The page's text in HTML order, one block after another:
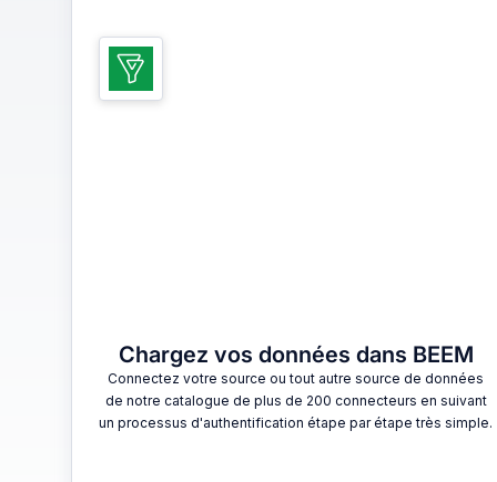
Chargez vos données dans BEEM
Connectez votre source ou tout autre source de données
de notre catalogue de plus de 200 connecteurs en suivant
un processus d'authentification étape par étape très simple.